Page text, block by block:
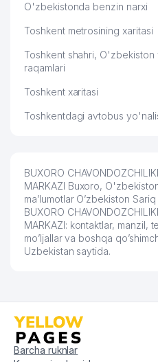
O'zbekistonda benzin narxi
Toshkent metrosining xaritasi
Toshkent shahri,
raqamlari
Toshkent xaritasi
Toshkentdagi avtobus
BUXORO
MARKAZI Buxoro,
ma’lumotlar O’zbekiston
BUXORO
MARKAZI: kontaktlar, manzil,
mo’ljallar va boshqa
Uzbekistan saytida.
Barcha ruknlar